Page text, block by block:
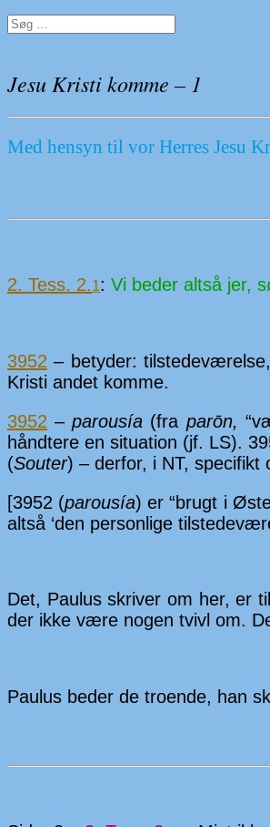
Søg
efter:
Jesu Kristi komme – 1
Med hensyn til vor Herres Jesu
2. Tess. 2.1: Vi beder altså jer,
3952 – be­tyder:
Kristi andet komme.
3952 –paro­usía (fra parōn,
hånd­tere en situ­a­tion (jf. LS).
(Souter) – derfor, i NT, spe­ci­fikt
[3952 (pa­rou­sía) er “brugt i
altså ‘den per­son­lige
Det, Paulus skriver om her, er
der ikke være nogen tvivl om.
Paulus beder de troende, han